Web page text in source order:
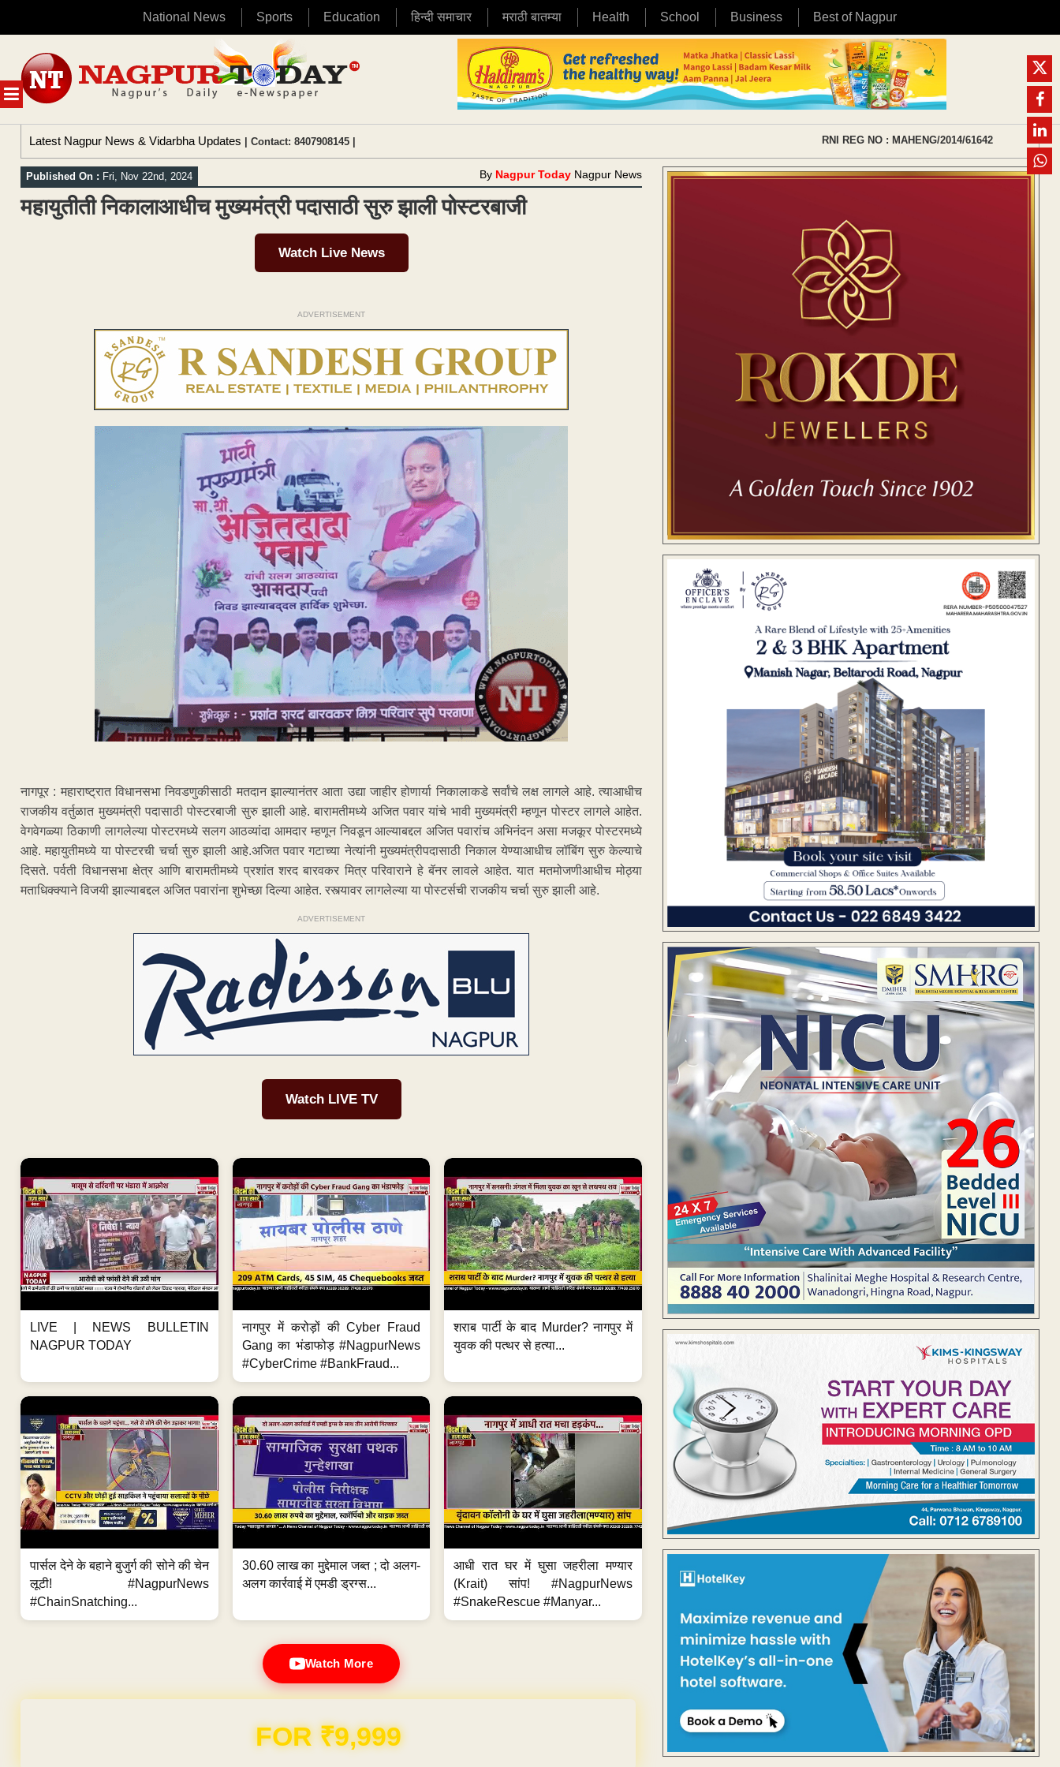
National News Sports Education हिन्दी समाचार मराठी बातम्या Health School Business Best of Nagpur
MENU
content
Latest Nagpur News & Vidarbha Updates | Contact: 8407908145 | RNI REG NO : MAHENG/2014/61642
Published On : Fri, Nov 22nd, 2024 By Nagpur Today Nagpur News
महायुतीती निकालाआधीच मुख्यमंत्री पदासाठी सुरु झाली पोस्टरबाजी
Watch Live News
ADVERTISEMENT
नागपूर : महाराष्ट्रात विधानसभा निवडणुकीसाठी मतदान झाल्यानंतर आता उद्या जाहीर होणार्या निकालाकडे सर्वांचे लक्ष लागले आहे. त्याआधीच
राजकीय वर्तुळात मुख्यमंत्री पदासाठी पोस्टरबाजी सुरु झाली आहे. बारामतीमध्ये अजित पवार यांचे भावी मुख्यमंत्री म्हणून पोस्टर लागले आहेत.
वेगवेगळ्या ठिकाणी लागलेल्या पोस्टरमध्ये सलग आठव्यांदा आमदार म्हणून निवडून आल्याबद्दल अजित पवारांच अभिनंदन असा मजकूर पोस्टरमध्ये
आहे. महायुतीमध्ये या पोस्टरची चर्चा सुरु झाली आहे.अजित पवार गटाच्या नेत्यांनी मुख्यमंत्रीपदासाठी निकाल येण्याआधीच लॉबिंग सुरु केल्याचे
दिसते. पर्वती विधानसभा क्षेत्र आणि बारामतीमध्ये प्रशांत शरद बारवकर मित्र परिवाराने हे बॅनर लावले आहेत. यात मतमोजणीआधीच मोठ्या
मताधिक्क्याने विजयी झाल्याबद्दल अजित पवारांना शुभेच्छा दिल्या आहेत. रस्त्यावर लागलेल्या या पोस्टर्सची राजकीय चर्चा सुरु झाली आहे.
ADVERTISEMENT
Watch LIVE TV
LIVE | NEWS BULLETIN
NAGPUR TODAY
नागपुर में करोड़ों की Cyber Fraud
Gang का भंडाफोड़ #NagpurNews
#CyberCrime #BankFraud...
शराब पार्टी के बाद Murder? नागपुर में
युवक की पत्थर से हत्या...
पार्सल देने के बहाने बुजुर्ग की सोने की चेन
लूटी! #NagpurNews
#ChainSnatching...
30.60 लाख का मुद्देमाल जब्त ; दो अलग-
अलग कार्रवाई में एमडी ड्रग्स...
आधी रात घर में घुसा जहरीला मण्यार
(Krait) सांप! #NagpurNews
#SnakeRescue #Manyar...
Watch More
Domain & Hosting FREE for 1 Year